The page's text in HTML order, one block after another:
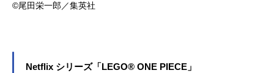
©尾田栄一郎／集英社
Netflix シリーズ「LEGO® ONE PIECE」